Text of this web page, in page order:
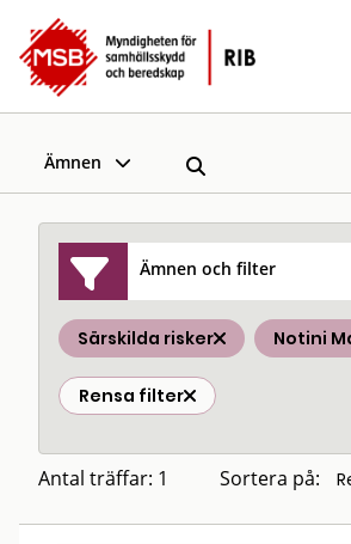
Ämnen
Ämnen och filter
Särskilda risker Notini
Rensa filter
Antal träffar: 1 Sortera på: